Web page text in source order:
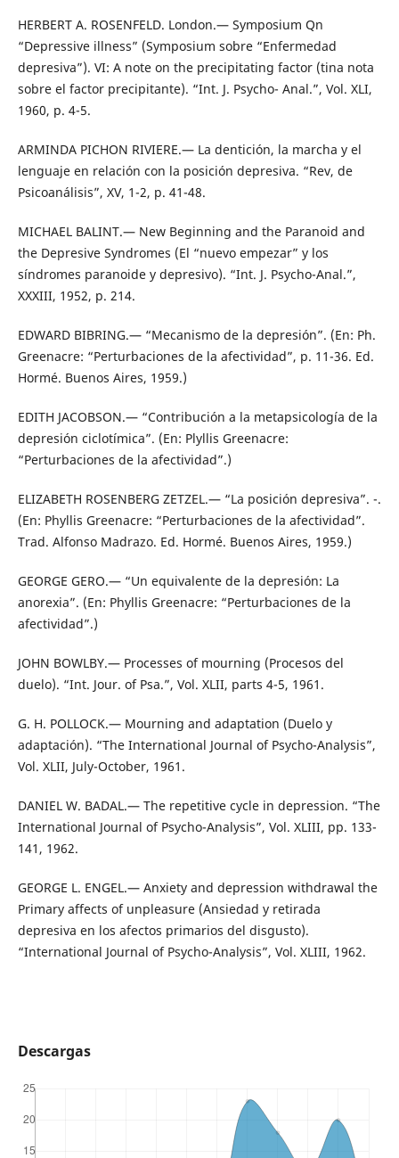
HERBERT A. ROSENFELD. London.— Symposium Qn
“Depressive illness” (Symposium sobre “Enfermedad
depresiva”). VI: A note on the precipitating factor (tina nota
sobre el factor precipitante). “Int. J. Psycho- Anal.”, Vol. XLI,
1960, p. 4-5.
ARMINDA PICHON RIVIERE.— La dentición, la marcha y el
lenguaje en relación con la posición depresiva. “Rev, de
Psicoanálisis”, XV, 1-2, p. 41-48.
MICHAEL BALINT.— New Beginning and the Paranoid and
the Depresive Syndromes (El “nuevo empezar” y los
síndromes paranoide y depresivo). “Int. J. Psycho-Anal.”,
XXXIII, 1952, p. 214.
EDWARD BIBRING.— “Mecanismo de la depresión”. (En: Ph.
Greenacre: “Perturbaciones de la afectividad”, p. 11-36. Ed.
Hormé. Buenos Aires, 1959.)
EDITH JACOBSON.— “Contribución a la metapsicología de la
depresión ciclotímica”. (En: Plyllis Greenacre:
“Perturbaciones de la afectividad”.)
ELIZABETH ROSENBERG ZETZEL.— “La posición depresiva”. -.
(En: Phyllis Greenacre: “Perturbaciones de la afectividad”.
Trad. Alfonso Madrazo. Ed. Hormé. Buenos Aires, 1959.)
GEORGE GERO.— “Un equivalente de la depresión: La
anorexia”. (En: Phyllis Greenacre: “Perturbaciones de la
afectividad”.)
JOHN BOWLBY.— Processes of mourning (Procesos del
duelo). “Int. Jour. of Psa.”, Vol. XLII, parts 4-5, 1961.
G. H. POLLOCK.— Mourning and adaptation (Duelo y
adaptación). “The International Journal of Psycho-Analysis”,
Vol. XLII, July-October, 1961.
DANIEL W. BADAL.— The repetitive cycle in depression. “The
International Journal of Psycho-Analysis”, Vol. XLIII, pp. 133-
141, 1962.
GEORGE L. ENGEL.— Anxiety and depression withdrawal the
Primary affects of unpleasure (Ansiedad y retirada
depresiva en los afectos primarios del disgusto).
“International Journal of Psycho-Analysis”, Vol. XLIII, 1962.
Descargas